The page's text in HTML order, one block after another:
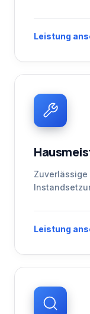
Leistung
Leistung